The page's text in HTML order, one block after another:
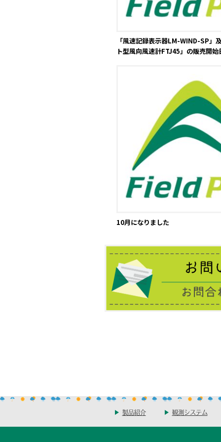
「風速記録表示器LM-WIND-SP」
ト型風向風速計FTJ45」の販売開始
10月になりました
製品紹介 観測システム